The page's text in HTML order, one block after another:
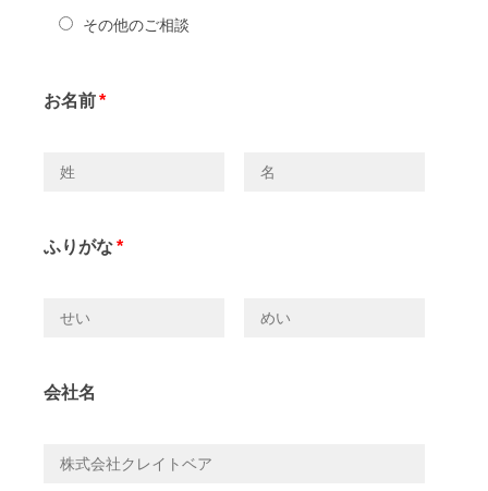
その他のご相談
お名前*
ふりがな*
会社名